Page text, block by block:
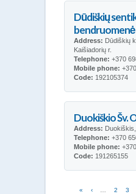
Dūdiškių
bendruomenė
Address: Dūdiškių
Kaišiadorių r.
Telephone: +370
Mobile phone:
Code: 192105374
Duokiškio Šv.
Address:
Telephone: +370
Mobile phone:
Code: 191265155
« ‹ 2 3